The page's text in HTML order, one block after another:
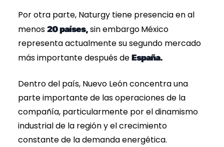
Por otra parte, Naturgy tiene presencia en al
menos 20 países, sin embargoMéxico
representa actualmente su segundo mercado
más importante después de España.
Dentro del país, Nuevo León concentra una
parte importante de las operaciones de la
compañía, particularmente por el dinamismo
industrial de la región y el crecimiento
constante de la demanda energética.